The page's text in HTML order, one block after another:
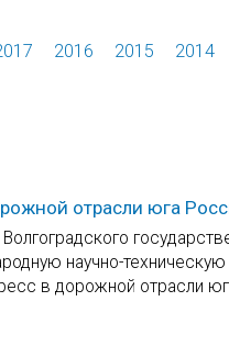
2016 2015 2014
отрасли юга
научно-
в дорожной отрасли